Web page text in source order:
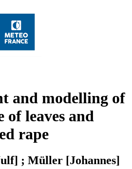
and modelling of
of leaves and
rape
; Müller [Johannes]